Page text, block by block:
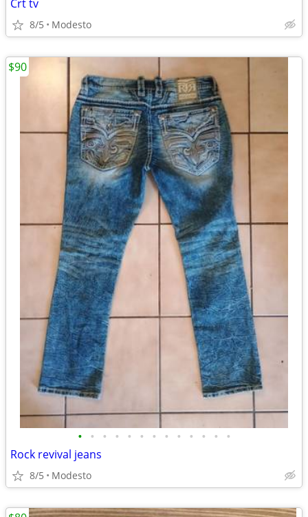
Crt tv
8/5 Modesto
• • • • • • • • • • • • •
Rock revival jeans
8/5 Modesto
$90